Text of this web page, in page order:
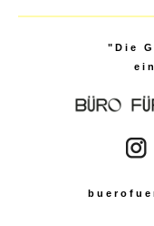
"Die